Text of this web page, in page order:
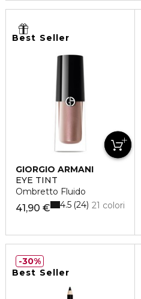
Best Seller
GIORGIO ARMANI
EYE TINT
Ombretto Fluido
41,90 € 21 colori
4.5 24
Best Seller
30%